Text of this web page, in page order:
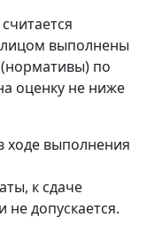
выполнены
по
оценку не ниже
ходе выполнения
к сдаче
не допускается.